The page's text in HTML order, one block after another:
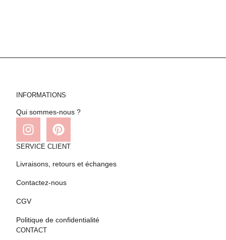
INFORMATIONS
Qui sommes-nous ?
SERVICE CLIENT
Livraisons, retours et échanges
Contactez-nous
CGV
Politique de confidentialité
CONTACT